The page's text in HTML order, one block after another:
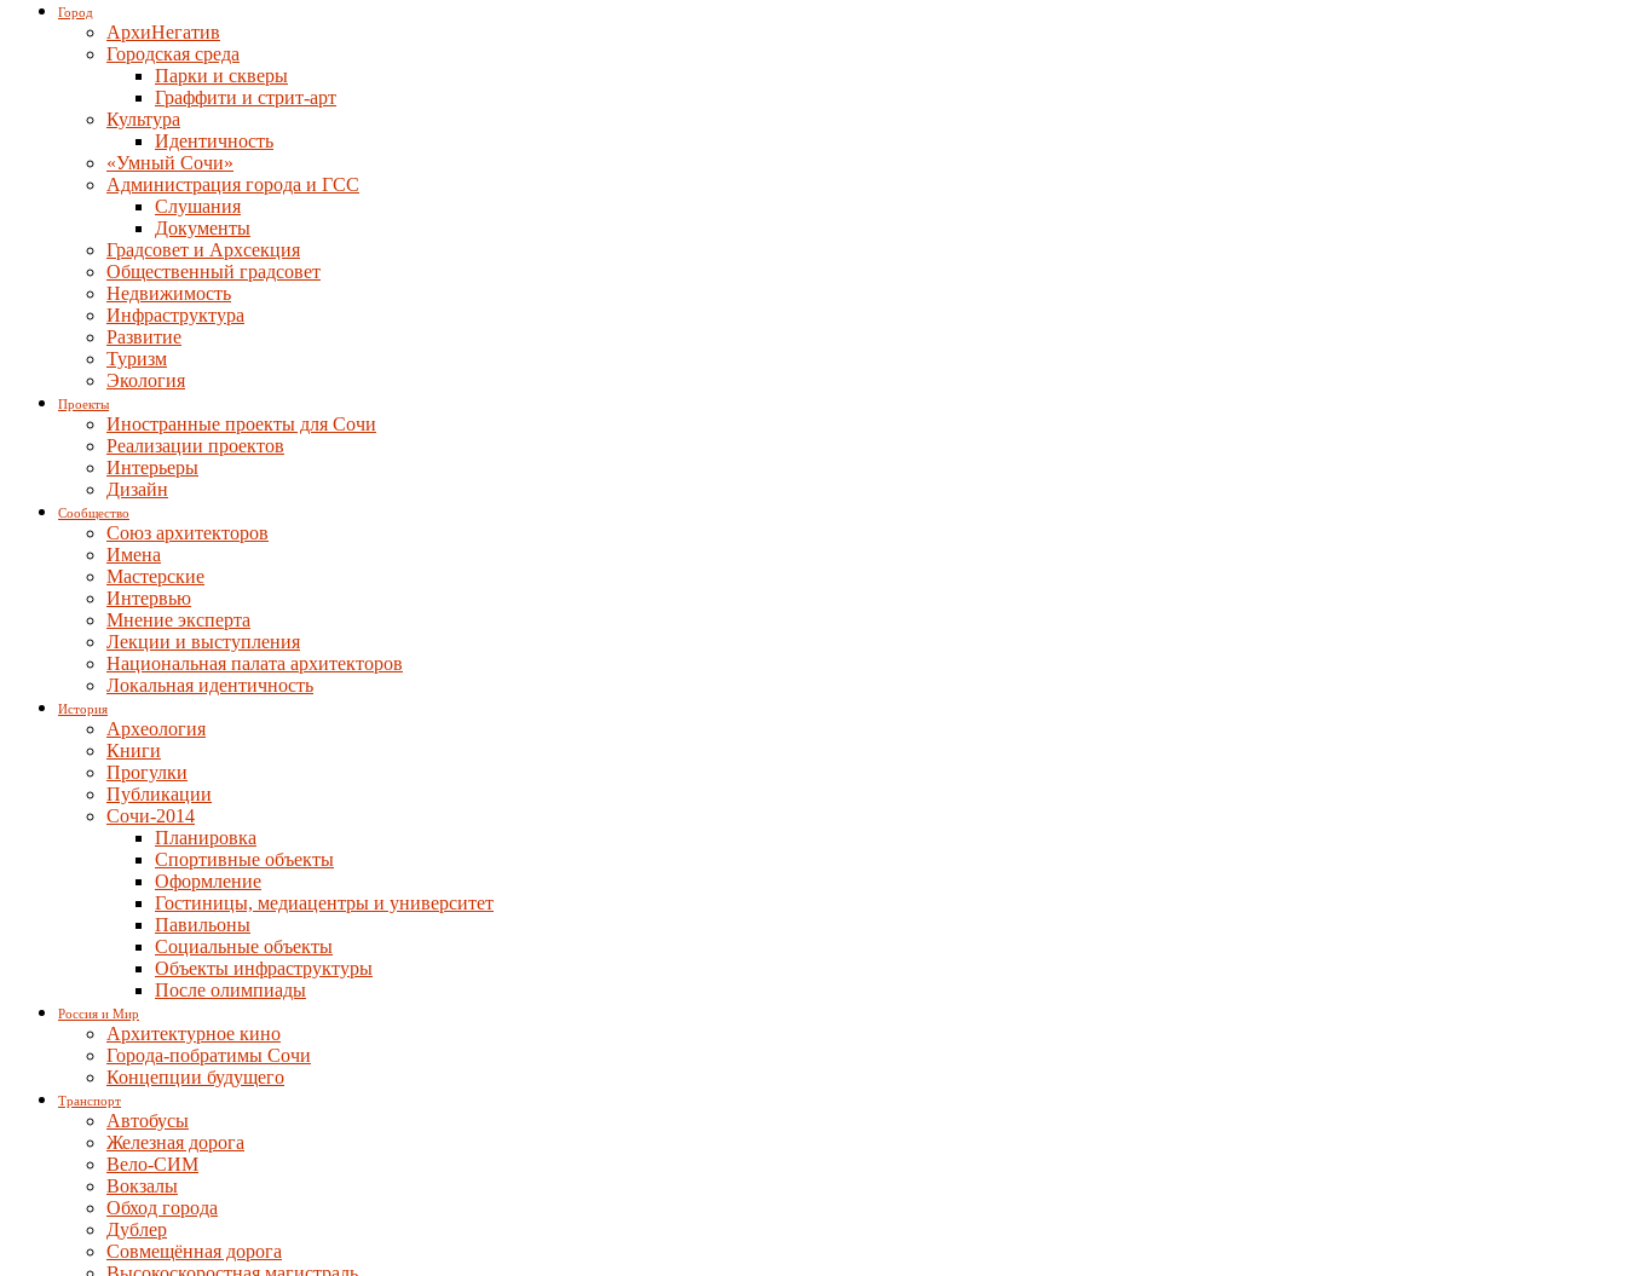
Город
АрхиНегатив
Городская среда
Парки и скверы
Граффити и стрит-арт
Культура
Идентичность
«Умный Сочи»
Администрация города и ГСС
Слушания
Документы
Градсовет и Архсекция
Общественный градсовет
Недвижимость
Инфраструктура
Развитие
Туризм
Экология
Проекты
Иностранные проекты для Сочи
Реализации проектов
Интерьеры
Дизайн
Сообщество
Союз архитекторов
Имена
Мастерские
Интервью
Мнение эксперта
Лекции и выступления
Национальная палата архитекторов
Локальная идентичность
История
Археология
Книги
Прогулки
Публикации
Сочи-2014
Планировка
Спортивные объекты
Оформление
Гостиницы, медиацентры и университет
Павильоны
Социальные объекты
Объекты инфраструктуры
После олимпиады
Россия и Мир
Архитектурное кино
Города-побратимы Сочи
Концепции будущего
Транспорт
Автобусы
Железная дорога
Вело-СИМ
Вокзалы
Обход города
Дублер
Совмещённая дорога